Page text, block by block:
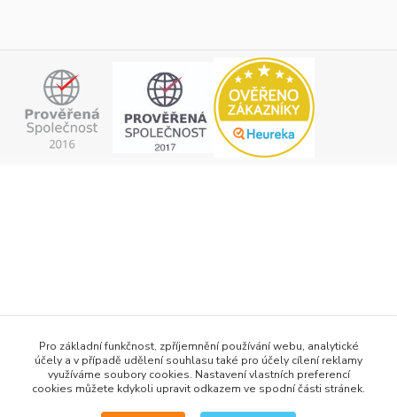
info@h2obaits.cz
Pro základní funkčnost, zpříjemnění používání webu, analytické
účely a v případě udělení souhlasu také pro účely cílení reklamy
využíváme soubory cookies. Nastavení vlastních preferencí
cookies můžete kdykoli upravit odkazem ve spodní části stránek.